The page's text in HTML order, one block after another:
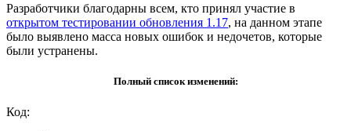
Разработчики благодарны всем, кто принял участие в
открытом тестировании обновления 1.17, на данном этапе
было выявлено масса новых ошибок и недочетов, которые
были устранены.
Полный список изменений:
Код: